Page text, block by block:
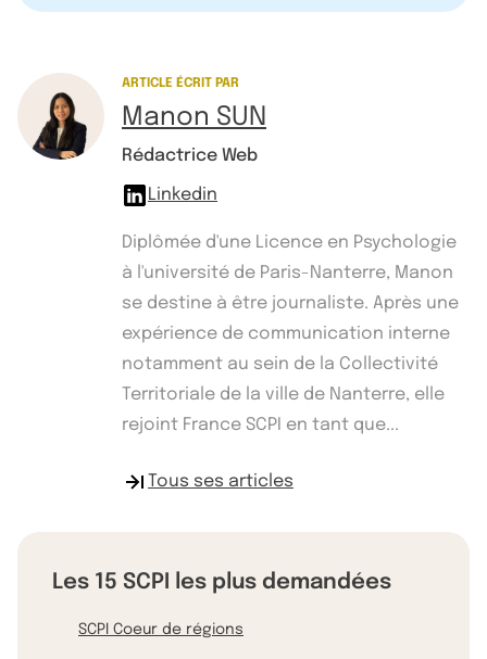
ARTICLE ÉCRIT PAR
Manon SUN
Rédactrice Web
Linkedin
Diplômée d'une Licence en Psychologie
à l'université de Paris-Nanterre, Manon
se destine à être journaliste. Après une
expérience de communication interne
notamment au sein de la Collectivité
Territoriale de la ville de Nanterre, elle
rejoint France SCPI en tant que...
Tous ses articles
Les 15 SCPI les plus demandées
SCPI Coeur de régions